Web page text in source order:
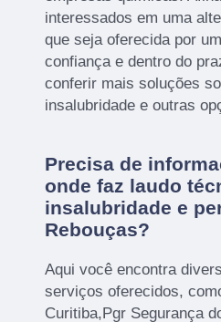
interessados em uma
que seja oferecida por
confiança e dentro do
conferir mais soluções
insalubridade e outras
Precisa de
onde faz laudo
insalubridade e
Rebouças?
Aqui você encontra
serviços oferecidos,
Curitiba,Pgr Segurança